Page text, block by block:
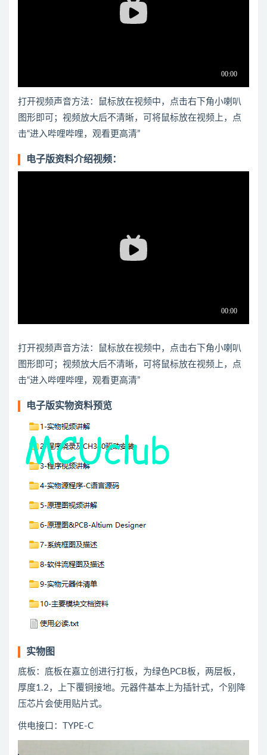
打开视频声音方法：鼠标放在视频中，点击右下角小喇叭
图形即可；视频放大后不清晰，可将鼠标放在视频上，点
击“进入哔哩哔哩，观看更高清”
电子版资料介绍视频：
打开视频声音方法：鼠标放在视频中，点击右下角小喇叭
图形即可；视频放大后不清晰，可将鼠标放在视频上，点
击“进入哔哩哔哩，观看更高清”
电子版实物资料预览
实物图
底板：底板在嘉立创进行打板，为绿色PCB板，两层板，
厚度1.2，上下覆铜接地。元器件基本上为插针式，个别降
压芯片会使用贴片式。
供电接口：TYPE-C